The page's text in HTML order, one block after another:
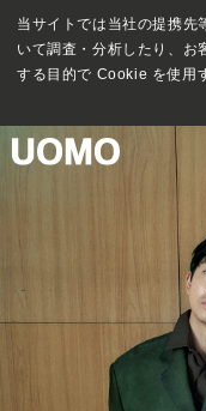
当サイトでは当社の提携先
いて調査・分析したり、お
する目的で Cookie を使用